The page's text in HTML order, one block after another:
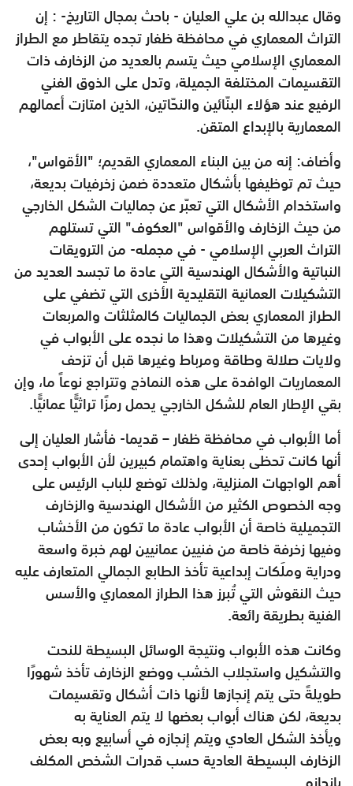
وقال عبدالله بن علي العليان - باحث بمجال التاريخ- : إن
التراث المعماريفي محافظة ظفار تجده يتقاطر مع الطراز
المعماري الإسلامي حيث يتسمبالعديد من الزخارف ذات
التقسيمات المختلفة الجميلة، وتدل على الذوقالفني
الرفيع عند هؤلاء البنّائين والنحّاتين، الذين امتازت أعمالهم
المعماريةبالإبداع المتقن.
وأضاف: إنه من بين البناء المعماري القديم؛ "الأقواس"،
حيث تم توظيفها بأشكال متعددة ضمن زخرفيات بديعة،
واستخدام الأشكال التي تعبّر عنجماليات الشكل الخارجي
من حيث الزخارف والأقواس "العكوف" التيتستلهم
التراث العربي الإسلامي - في مجمله- من الترويقات
النباتيةوالأشكال الهندسية التي عادة ما تجسد العديد من
التشكيلات العمانية التقليديةالأخرى التي تضفي على
الطراز المعماري بعض الجماليات كالمثلثاتوالمربعات
وغيرها من التشكيلات وهذا ما نجده على الأبواب في
ولاياتصلالة وطاقة ومرباط وغيرها قبل أن تزحف
المعماريات الوافدة على هذهالنماذج وتتراجع نوعاً ما، وإن
بقي الإطار العام للشكل الخارجي يحملرمزًا تراثيًّا عمانيًّا.
أما الأبواب في محافظة ظفار – قديما- فأشار العليان إلى
أنها كانت تحظىبعناية واهتمام كبيرين لأن الأبواب إحدى
أهم الواجهات المنزلية، ولذلكتوضع للباب الرئيس على
وجه الخصوص الكثير من الأشكال الهندسيةوالزخارف
التجميلية خاصة أن الأبواب عادة ما تكون من الأخشاب
وفيهازخرفة خاصة من فنيين عمانيين لهم خبرة واسعة
ودراية وملَكات إبداعيةتأخذ الطابع الجمالي المتعارف عليه
حيث النقوش التي تُبرز هذا الطرازالمعماري والأسس
الفنية بطريقة رائعة.
وكانت هذه الأبواب ونتيجة الوسائل البسيطة للنحت
والتشكيل واستجلابالخشب ووضع الزخارف تأخذ شهورًا
طويلةً حتى يتم إنجازها لأنها ذاتأشكال وتقسيمات
بديعة، لكن هناك أبواب بعضها لا يتم العناية به
ويأخذالشكل العادي ويتم إنجازه في أسابيع وبه بعض
الزخارف البسيطة العاديةحسب قدرات الشخص المكلف